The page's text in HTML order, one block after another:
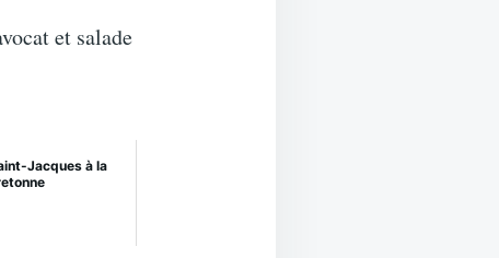
et salade
Jacques à la